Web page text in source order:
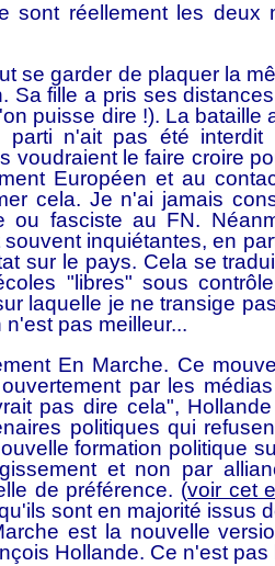
sont réellement les deux
se garder de plaquer la
Sa fille a pris ses
puisse dire !). La bataille
n'ait pas été interdit
voudraient le faire croire
Européen et au
cela. Je n'ai jamais
ou fasciste au FN.
inquiétantes, en
sur le pays. Cela se
"libres" sous
laquelle je ne transige
pas meilleur...
En Marche. Ce
par les
pas dire cela",
politiques qui
formation politique
et non par
de préférence. (voir cet
sont en majorité issus
est la nouvelle
Hollande. Ce n'est pas